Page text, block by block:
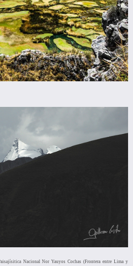
Nacional Nor Yauyos Cochas (Frontera entre Lima y